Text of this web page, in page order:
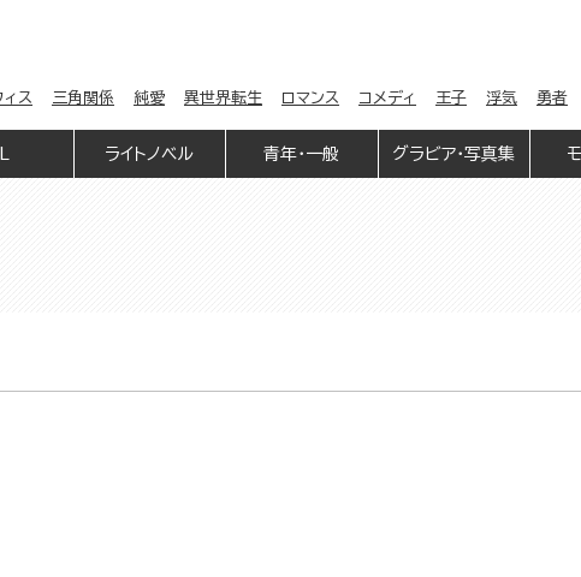
ィス 三角関係 純愛 異世界転生 ロマンス コメディ 王子 浮気 勇者
ライトノベル 青年・一般 グラビア・写真集